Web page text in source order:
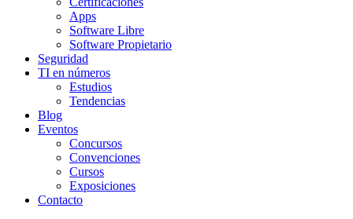
Apps
Software Libre
Software Propietario
Seguridad
TI en números
Estudios
Tendencias
Blog
Eventos
Concursos
Convenciones
Cursos
Exposiciones
Contacto